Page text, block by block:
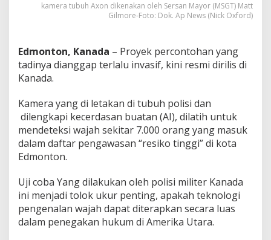
kamera tubuh Axon dikenakan oleh Sersan Mayor (MSGT) Matt
Gilmore-Foto: Dok. Ap News (Nick Oxford)
Edmonton, Kanada – Proyek percontohan yang
tadinya dianggap terlalu invasif, kini resmi dirilis di
Kanada.
Kamera yang di letakan di tubuh polisi dan
dilengkapi kecerdasan buatan (AI), dilatih untuk
mendeteksi wajah sekitar 7.000 orang yang masuk
dalam daftar pengawasan “resiko tinggi” di kota
Edmonton.
Uji coba Yang dilakukan oleh polisi militer Kanada
ini menjadi tolok ukur penting, apakah teknologi
pengenalan wajah dapat diterapkan secara luas
dalam penegakan hukum di Amerika Utara.